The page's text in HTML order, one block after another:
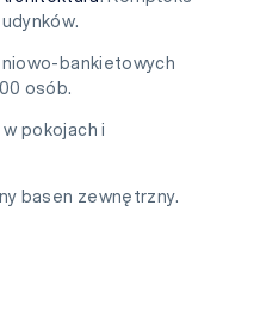
bankietowych
osób.
pokojach i
basen zewnętrzny.